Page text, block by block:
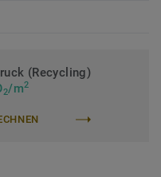
(Recycling)
2/m2